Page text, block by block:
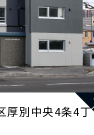
厚別中央4条4丁